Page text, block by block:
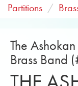
Partitions
The
Brass Band